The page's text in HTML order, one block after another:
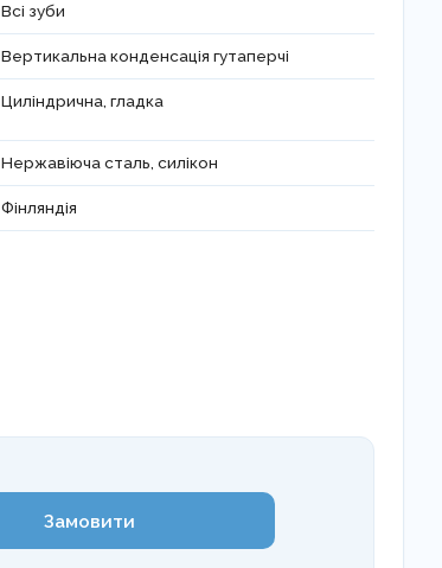
Всі зуби
Вертикальна конденсація гутаперчі
Циліндрична, гладка
Нержавіюча сталь, силікон
Фінляндія
Замовити